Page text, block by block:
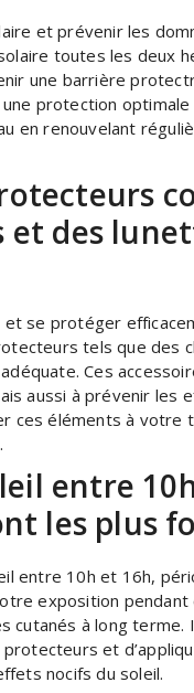
et prévenir les
toutes les deux
une barrière
protection optimale
en renouvelant
et des
se protéger
tels que des
Ces
aussi à prévenir les
ces éléments à votre
entre
les plus
entre 10h et 16h,
exposition
cutanés à long
et
nocifs du soleil.